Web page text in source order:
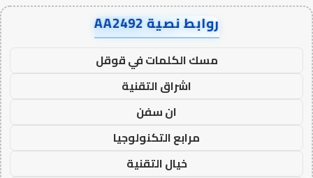
روابط نصية AA2492
مسك الكلمات في قوقل
اشراق التقنية
ان سفن
مرابع التكنولوجيا
خيال التقنية